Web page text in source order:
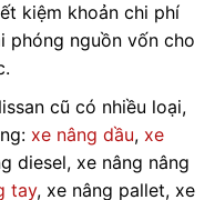
kiệm khoản chi phí
phóng nguồn vốn cho
cũ có nhiều loại,
xe nâng dầu, xe
diesel, xe nâng nâng
tay, xe nâng pallet, xe